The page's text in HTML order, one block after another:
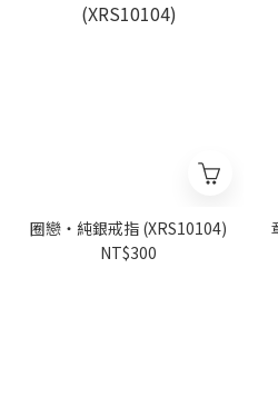
圈戀・純銀戒指 (XRS10104)
NT$300